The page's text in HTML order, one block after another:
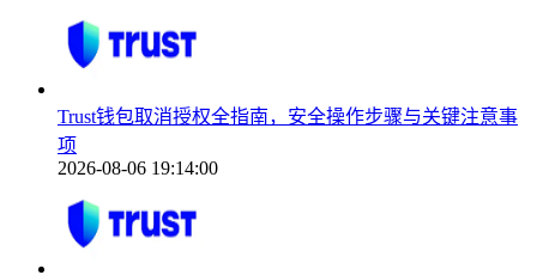
Trust钱包取消授权全指南，安全操作步骤与关键注意事
项
2026-08-06 19:14:00